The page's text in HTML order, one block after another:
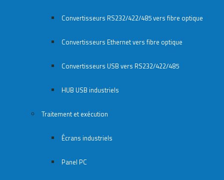
Convertisseurs RS232/422/485 vers fibre optique
Convertisseurs Ethernet vers fibre optique
Convertisseurs USB vers RS232/422/485
HUB USB industriels
Traitement et exécution
Écrans industriels
Panel PC